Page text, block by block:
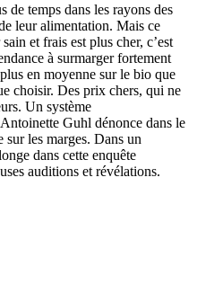
de temps dans les rayons des
leur alimentation. Mais ce
et frais est plus cher, c’est
à surmarger fortement
en moyenne sur le bio que
choisir. Des prix chers, qui ne
Un système
Guhl dénonce dans le
sur les marges. Dans un
dans cette enquête
auditions et révélations.